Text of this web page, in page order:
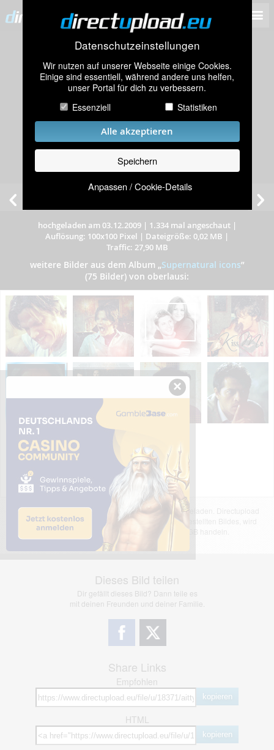
Datenschutzeinstellungen
Wir nutzen auf unserer Webseite einige Cookies.
Einige sind essentiell, während andere uns helfen,
unser Portal für dich zu verbessern.
Essenziell
Statistiken
Alle akzeptieren
Speichern
Anpassen / Cookie-Details
hochgeladen am 03.12.2009| 1.334 mal angeschaut|
Auflösung: 100x100 Pixel | Dateigröße: 0,02 MB |
Traffic: 27,90 MB
weitere Bilder aus dem Album „Supernatural icons”
(75 Bilder) von oberlausi:
Das dargestellte Bild wurde von einem Nutzer hochgeladen. Directupload
übernimmt keinerlei Haftung für den Inhalt des dargestellten Bildes, wird
jedoch bei Verstößen nach §2(3) unserer AGB handeln.
Dieses Bild teilen
Dir gefällt dieses Bild? Dann teile es
mit deinen Freunden und deiner Familie.
Share Links
Empfohlen
kopieren
HTML
kopieren
×